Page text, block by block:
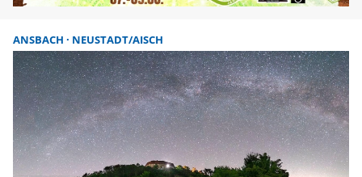
ANSBACH NEUSTADT/AISCH